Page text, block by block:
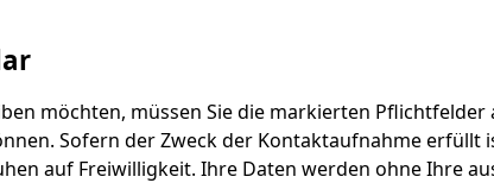
möchten, müssen Sie die markierten Pflichtfelder
Sofern der Zweck der Kontaktaufnahme erfüllt
auf Freiwilligkeit. Ihre Daten werden ohne Ihre